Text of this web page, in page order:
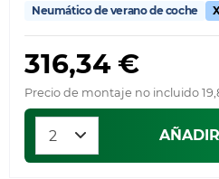
Neumático de verano de coche
316,34 €
Precio de montaje no incluido